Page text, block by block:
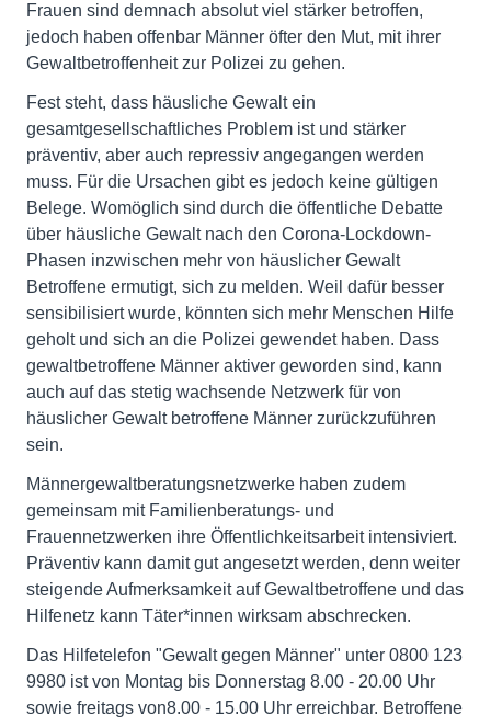
Frauen sind demnach absolut viel stärker betroffen,
jedoch haben offenbar Männer öfter den Mut, mit ihrer
Gewaltbetroffenheit zur Polizei zu gehen.
Fest steht, dass häusliche Gewalt ein
gesamtgesellschaftliches Problem ist und stärker
präventiv, aber auch repressiv angegangen werden
muss. Für die Ursachen gibt es jedoch keine gültigen
Belege. Womöglich sind durch die öffentliche Debatte
über häusliche Gewalt nach den Corona-Lockdown-
Phasen inzwischen mehr von häuslicher Gewalt
Betroffene ermutigt, sich zu melden. Weil dafür besser
sensibilisiert wurde, könnten sich mehr Menschen Hilfe
geholt und sich an die Polizei gewendet haben. Dass
gewaltbetroffene Männer aktiver geworden sind, kann
auch auf das stetig wachsende Netzwerk für von
häuslicher Gewalt betroffene Männer zurückzuführen
sein.
Männergewaltberatungsnetzwerke haben zudem
gemeinsam mit Familienberatungs- und
Frauennetzwerken ihre Öffentlichkeitsarbeit intensiviert.
Präventiv kann damit gut angesetzt werden, denn weiter
steigende Aufmerksamkeit auf Gewaltbetroffene und das
Hilfenetz kann Täter*innen wirksam abschrecken.
Das Hilfetelefon "Gewalt gegen Männer" unter 0800 123
9980 ist von Montag bis Donnerstag 8.00 - 20.00 Uhr
sowie freitags von8.00 - 15.00 Uhr erreichbar. Betroffene